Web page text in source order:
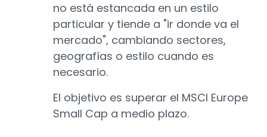
no está estancada en un estilo
particular y tiende a "ir donde va el
mercado", cambiando sectores,
geografías o estilo cuando es
necesario.
El objetivo es superar el MSCI Europe
Small Cap a medio plazo.